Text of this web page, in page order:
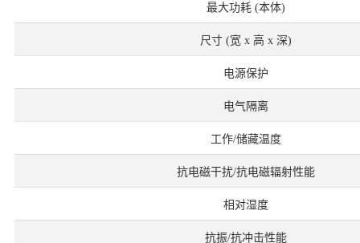
最大功耗 (本体)
尺寸 (宽 x 高 x 深)
电源保护
电气隔离
工作/储藏温度
抗电磁干扰/抗电磁辐射性能
相对湿度
抗振/抗冲击性能